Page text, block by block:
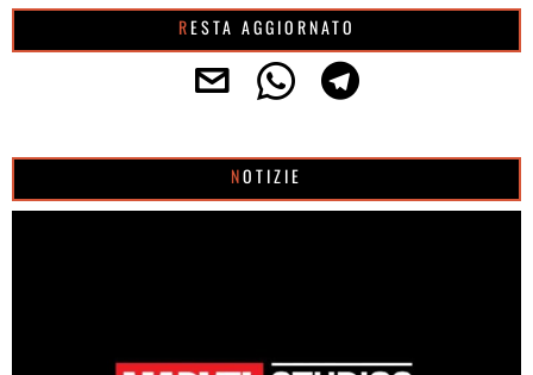
RESTA AGGIORNATO
NOTIZIE